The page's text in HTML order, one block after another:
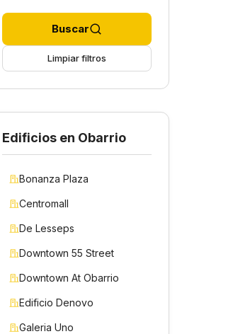
Buscar
Limpiar filtros
Edificios en Obarrio
Bonanza Plaza
Centromall
De Lesseps
Downtown 55 Street
Downtown At Obarrio
Edificio Denovo
Galeria Uno